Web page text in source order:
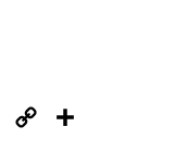
Line
Copy